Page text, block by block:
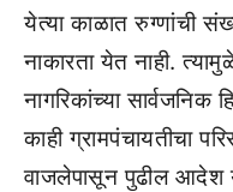
येत्या काळात रुग्णांची
नाकारता येत नाही.
नागरिकांच्या सार्वजनिक
काही ग्रामपंचायतीचा
वाजलेपासून पुढील आदेश